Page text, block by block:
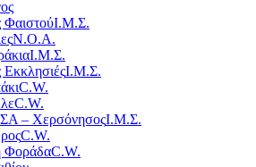
ΦαιστούΙ.Μ.Σ.
Ν.Ο.Α.
Ι.Μ.Σ.
ΕκκλησιέςΙ.Μ.Σ.
C.W.
C.W.
– ΧερσόνησοςΙ.Μ.Σ.
C.W.
ΦοράδαC.W.